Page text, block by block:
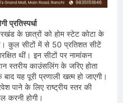
प्रतिस्पर्धा
के छात्रों को होम स्टेट कोटा के
कुल सीटों में से 50 प्रतिशत सीटें
थीं। इन सीटों पर नामांकन
काउंसलिंग के जरिए होता
यह पूरी प्रणाली खत्म हो जाएगी।
पाने के लिए राष्ट्रीय स्तर की
करनी होगी।